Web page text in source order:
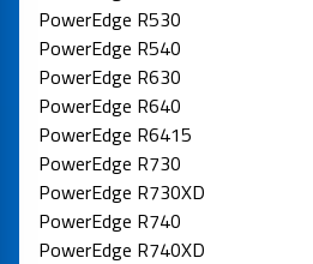
PowerEdge R530
PowerEdge R540
PowerEdge R630
PowerEdge R640
PowerEdge R6415
PowerEdge R730
PowerEdge R730XD
PowerEdge R740
PowerEdge R740XD